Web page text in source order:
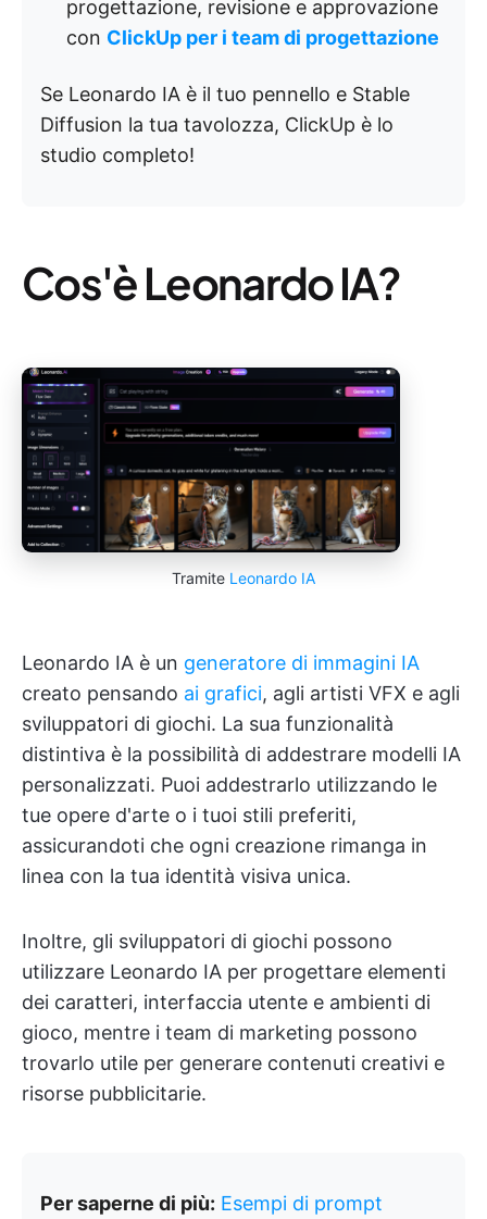
progettazione, revisione e approvazione
con ClickUp per i team di progettazione
Se Leonardo IA è il tuo pennello e Stable
Diffusion la tua tavolozza, ClickUp è lo
studio completo!
Cos'è Leonardo IA?
Tramite Leonardo IA
Leonardo IA è un generatore di immagini IA
creato pensando ai grafici, agli artisti VFX e agli
sviluppatori di giochi. La sua funzionalità
distintiva è la possibilità di addestrare modelli IA
personalizzati. Puoi addestrarlo utilizzando le
tue opere d'arte o i tuoi stili preferiti,
assicurandoti che ogni creazione rimanga in
linea con la tua identità visiva unica.
Inoltre, gli sviluppatori di giochi possono
utilizzare Leonardo IA per progettare elementi
dei caratteri, interfaccia utente e ambienti di
gioco, mentre i team di marketing possono
trovarlo utile per generare contenuti creativi e
risorse pubblicitarie.
Per saperne di più: Esempi di prompt